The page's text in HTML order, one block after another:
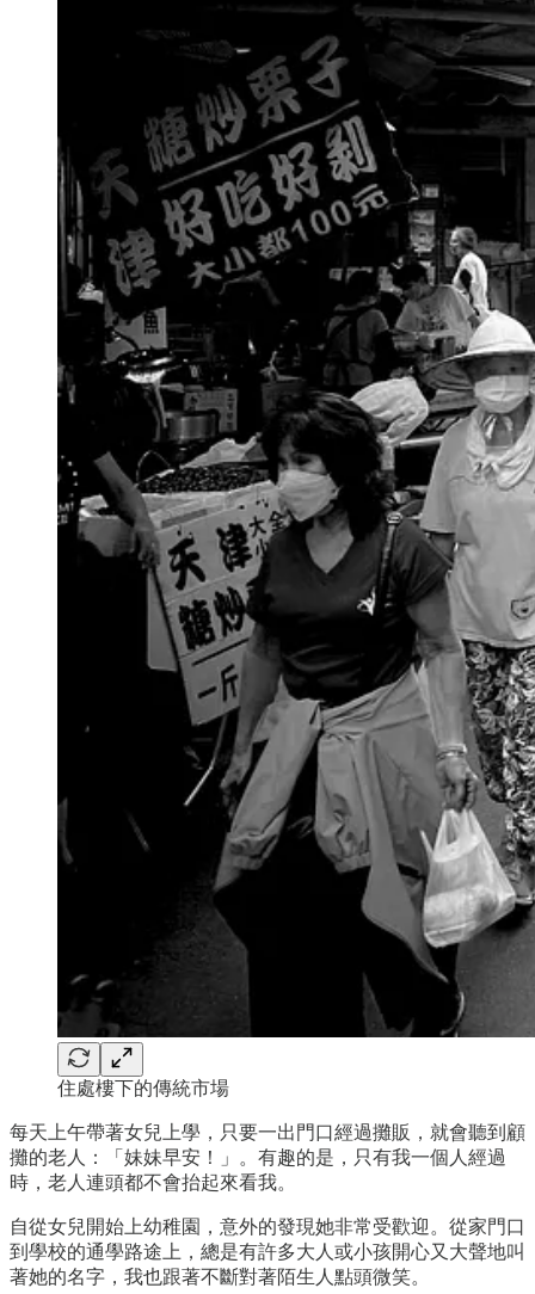
住處樓下的傳統市場
每天上午帶著女兒上學，只要一出門口經過攤販，就會聽到顧
攤的老人：「妹妹早安！」。有趣的是，只有我一個人經過
時，老人連頭都不會抬起來看我。
自從女兒開始上幼稚園，意外的發現她非常受歡迎。從家門口
到學校的通學路途上，總是有許多大人或小孩開心又大聲地叫
著她的名字，我也跟著不斷對著陌生人點頭微笑。